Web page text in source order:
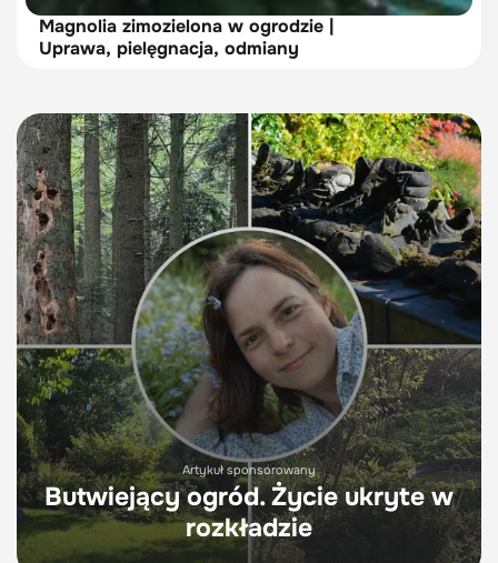
Magnolia zimozielona w ogrodzie |
Uprawa, pielęgnacja, odmiany
Artykuł sponsorowany
Butwiejący ogród. Życie ukryte w
rozkładzie